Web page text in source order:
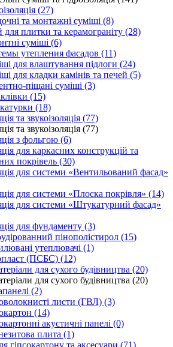
(27)
та монтажні суміші (8)
для плитки та керамограніту (28)
суміші (6)
утепления фасадов (11)
для влаштування підлоги (24)
для кладки камінів та печей (5)
піщані суміші (3)
(15)
(18)
та звукоізоляція (77)
та звукоізоляція (77)
з фольгою (6)
для каркасних конструкцій та
покрівель (30)
для системи «Вентильований фасад»
для системи «Плоска покрівля» (14)
для системи «Штукатурний фасад»
для фундаменту (3)
пінополістирол (15)
утеплювачі (1)
(ПСБС) (12)
для сухого будівництва (20)
для сухого будівництва (20)
(2)
листи (ГВЛ) (3)
(14)
акустичні панелі (0)
плита (1)
гіпсокартону та аксесуари (71)